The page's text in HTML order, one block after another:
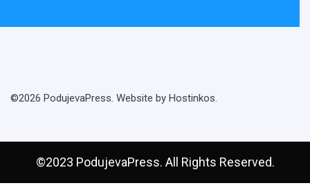
©2026 PodujevaPress. Website by Hostinkos.
©2023 PodujevaPress. All Rights Reserved.